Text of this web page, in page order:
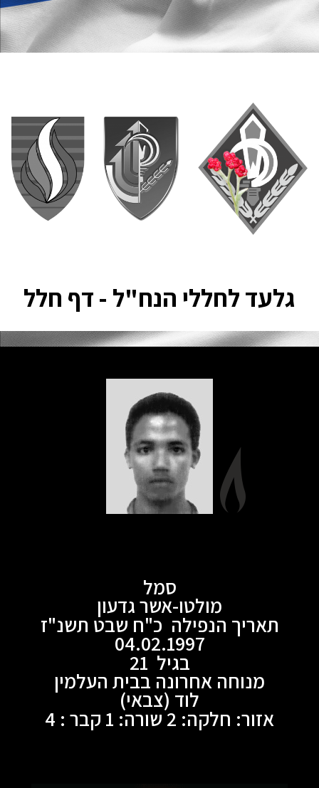
גלעד לחללי הנח"ל - דף חלל
סמל
מולטו-אשר גדעון
תאריך הנפילה כ"ח שבט תשנ"ז
04.02.1997
בגיל 21
מנוחה אחרונה בבית העלמין
לוד (צבאי)
אזור: חלקה: 2 שורה: 1 קבר : 4